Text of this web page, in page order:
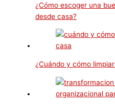
¿Cómo escoger una
desde casa?
¿Cuándo y cómo